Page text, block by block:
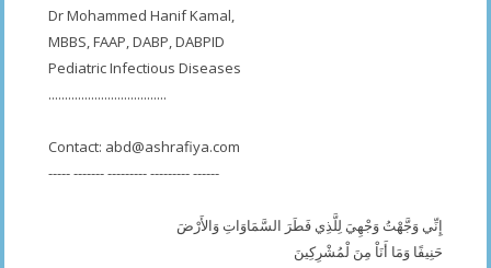
Dr Mohammed Hanif Kamal,
MBBS, FAAP, DABP, DABPID
Pediatric Infectious Diseases
....................................
Contact: abd@ashrafiya.com
----- ------- --------- --------- ------
إِنِّي وَجَّهْتُ وَجْهِيَ لِلَّذِي فَطَرَ السَّمَاوَاتِ وَالأَرْضَ
حَنِيفًا وَمَا أَنَاْ مِنَ لْمُشْرِكِينَ